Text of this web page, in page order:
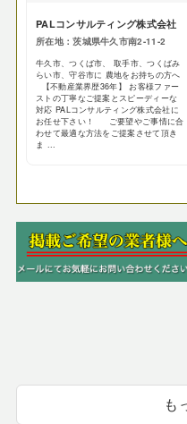
PALコンサルティング株式会社
所在地：茨城県牛久市南2-11-2
牛久市、つくば市、 取手市、つくばみ
らい市、守谷市に 農地をお持ちの方へ
【不動産業界歴36年】 お客様ファー
ストの丁寧なご提案とスピーディーな
対応 PALコンサルティング株式会社に
お任せ下さい！ ご要望やご事情に合
わせて最適な方法をご提案させて頂き
ま ...
も